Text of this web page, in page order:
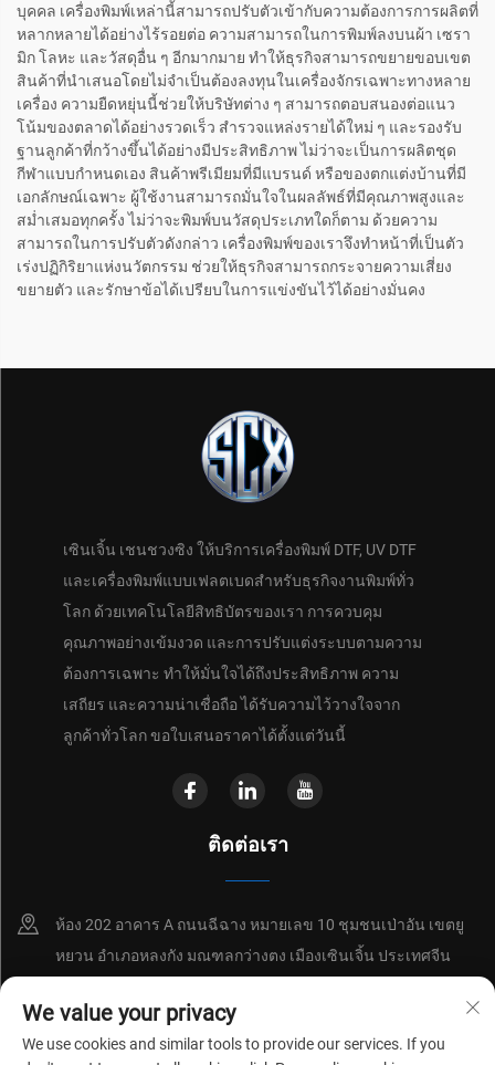
บุคคล เครื่องพิมพ์เหล่านี้สามารถปรับตัวเข้ากับความต้องการการผลิตที่
หลากหลายได้อย่างไร้รอยต่อ ความสามารถในการพิมพ์ลงบนผ้า เซรา
มิก โลหะ และวัสดุอื่น ๆ อีกมากมาย ทำให้ธุรกิจสามารถขยายขอบเขต
สินค้าที่นำเสนอโดยไม่จำเป็นต้องลงทุนในเครื่องจักรเฉพาะทางหลาย
เครื่อง ความยืดหยุ่นนี้ช่วยให้บริษัทต่าง ๆ สามารถตอบสนองต่อแนว
โน้มของตลาดได้อย่างรวดเร็ว สำรวจแหล่งรายได้ใหม่ ๆ และรองรับ
ฐานลูกค้าที่กว้างขึ้นได้อย่างมีประสิทธิภาพ ไม่ว่าจะเป็นการผลิตชุด
กีฬาแบบกำหนดเอง สินค้าพรีเมียมที่มีแบรนด์ หรือของตกแต่งบ้านที่มี
เอกลักษณ์เฉพาะ ผู้ใช้งานสามารถมั่นใจในผลลัพธ์ที่มีคุณภาพสูงและ
สม่ำเสมอทุกครั้ง ไม่ว่าจะพิมพ์บนวัสดุประเภทใดก็ตาม ด้วยความ
สามารถในการปรับตัวดังกล่าว เครื่องพิมพ์ของเราจึงทำหน้าที่เป็นตัว
เร่งปฏิกิริยาแห่งนวัตกรรม ช่วยให้ธุรกิจสามารถกระจายความเสี่ยง
ขยายตัว และรักษาข้อได้เปรียบในการแข่งขันไว้ได้อย่างมั่นคง
เซินเจิ้น เชนชวงซิง ให้บริการเครื่องพิมพ์ DTF, UV DTF
และเครื่องพิมพ์แบบเฟลตเบดสำหรับธุรกิจงานพิมพ์ทั่ว
โลก ด้วยเทคโนโลยีสิทธิบัตรของเรา การควบคุม
คุณภาพอย่างเข้มงวด และการปรับแต่งระบบตามความ
ต้องการเฉพาะ ทำให้มั่นใจได้ถึงประสิทธิภาพ ความ
เสถียร และความน่าเชื่อถือ ได้รับความไว้วางใจจาก
ลูกค้าทั่วโลก ขอใบเสนอราคาได้ตั้งแต่วันนี้
ติดต่อเรา
ห้อง 202 อาคาร A ถนนฉีฉาง หมายเลข 10 ชุมชนเป่าอัน เขตยู
หยวน อำเภอหลงกัง มณฑลกว่างตง เมืองเซินเจิ้น ประเทศจีน
+86-18214652676
[email protected]
We value your privacy
We use cookies and similar tools to provide our services. If you